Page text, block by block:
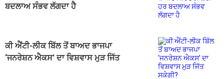
ਬਦਲਾਅ ਸੰਭਵ ਲੱਗਦਾ ਹੈ
ਕੀ ਐਂਟੀ-ਲੀਕ ਬਿੱਲ ਤੋਂ ਬਾਅਦ ਭਾਜਪਾ
‘ਜਨਰੇਸ਼ਨ ਐਕਸ’ ਦਾ ਵਿਸ਼ਵਾਸ ਮੁੜ ਜਿੱਤ